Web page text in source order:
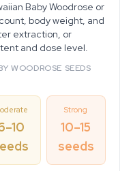
Baby Woodrose or
body weight, and
extraction, or
and dose level.
WOODROSE SEEDS
Strong
10–15
seeds